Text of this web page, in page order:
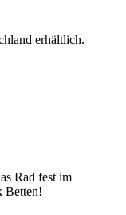
erhältlich.
Rad fest im
Betten!